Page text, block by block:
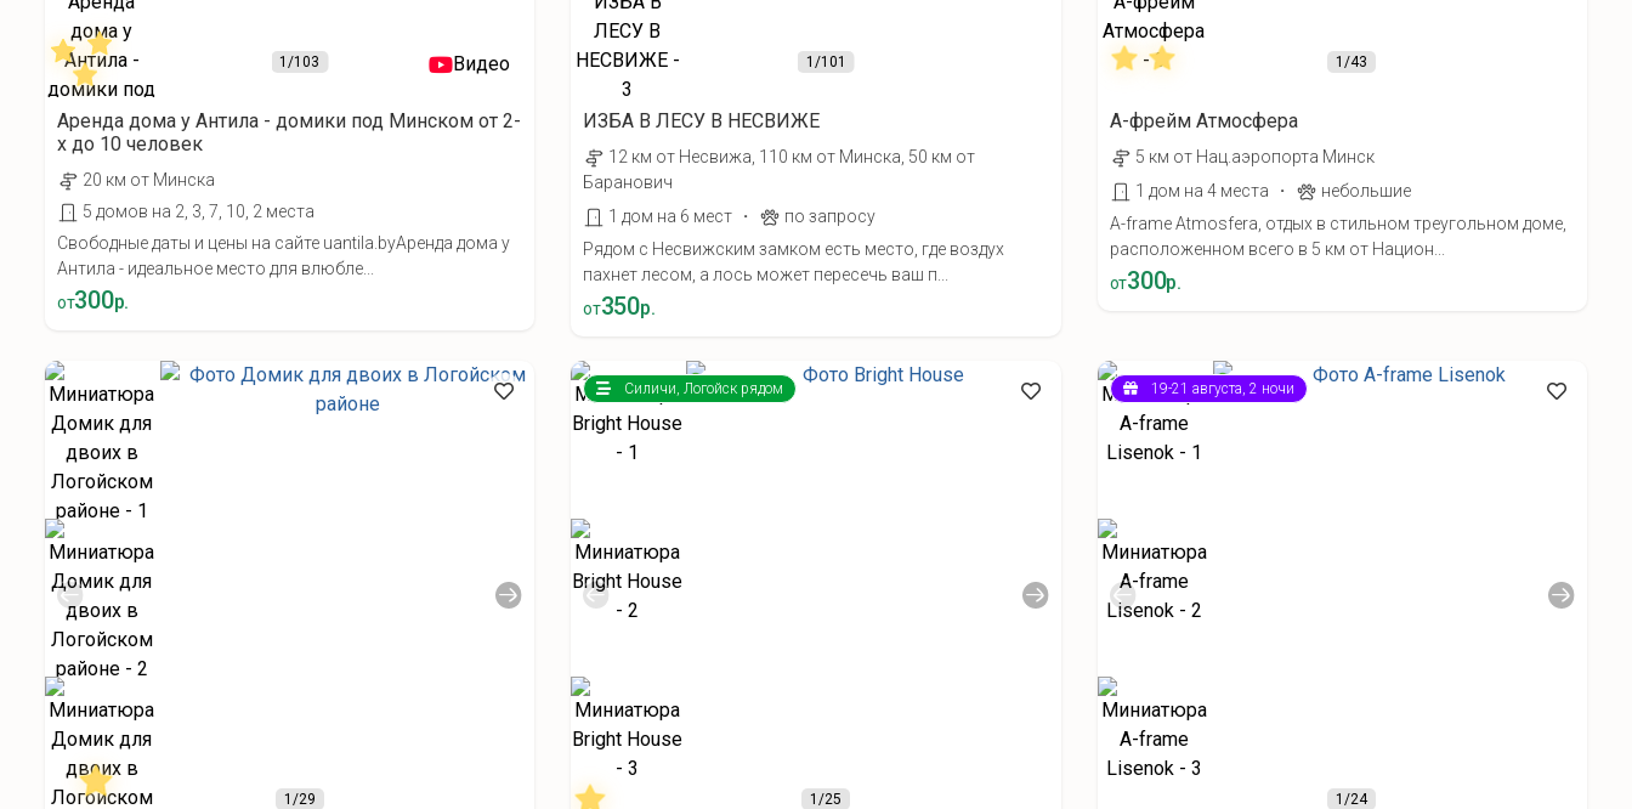
1/103 Видео
Аренда дома у Антила - домики под Минском от 2-
х до 10 человек
20 км от Минска
5 домов на 2, 3, 7, 10, 2 места
Свободные даты и цены на сайте uantila.byАренда дома у
Антила - идеальное место для влюбле...
от300р.
1 /101
ИЗБА В ЛЕСУ В НЕСВИЖЕ
12 км от Несвижа, 110 км от Минска, 50 км от
Баранович
1 дом на 6 мест
·
по запросу
Рядом с Несвижским замком есть место, где воздух
пахнет лесом, а лось может пересечь ваш п...
от350р.
1/43
А-фрейм Атмосфера
5 км от Нац.аэропорта Минск
1 дом на 4 места
·
небольшие
A-frame Atmosfera, отдых в стильном треугольном доме,
расположенном всего в 5 км от Национ...
от300р.
1 /29 1/25
Силичи, Логойск рядом
1/24
19-21 августа, 2 ночи